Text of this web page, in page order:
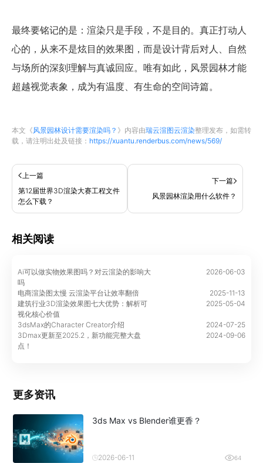
最终要铭记的是：渲染只是手段，不是目的。真正打动人
心的，从来不是炫目的效果图，而是设计背后对人、自然
与场所的深刻理解与真诚回应。唯有如此，风景园林才能
超越视觉表象，成为有温度、有生命的空间诗篇。
本文《 风景园林设计需要渲染吗？ 》内容由瑞云渲图云渲染整理发布，如需转
载，请注明出处及链接： https://xuantu.renderbus.com/news/569/
上一篇
第12届世界3D渲染大赛工程文件
怎么下载？
下一篇
风景园林渲染用什么软件？
相关阅读
Ai可以做实物效果图吗？对云渲染的影响大
吗
2026-06-03
电商渲染图太慢 云渲染平台让效率翻倍
2025-11-13
建筑行业3D渲染效果图七大优势：解析可
视化核心价值
2025-05-04
3dsMax的Character Creator介绍
2024-07-25
3Dmax更新至2025.2，新功能完整大盘
点！
2024-09-06
更多资讯
3ds Max vs Blender谁更香？
2026-06-11 64